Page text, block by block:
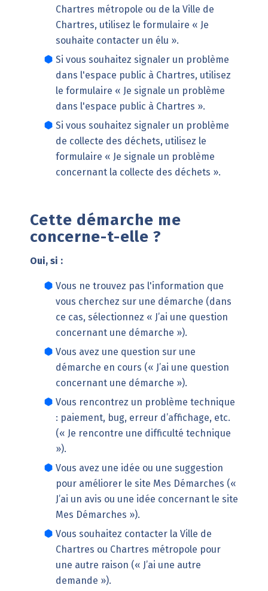
Chartres métropole ou de la Ville de
Chartres, utilisez le formulaire « Je
souhaite contacter un élu ».
Si vous souhaitez signaler un problème
dans l'espace public à Chartres, utilisez
le formulaire « Je signale un problème
dans l'espace public à Chartres ».
Si vous souhaitez signaler un problème
de collecte des déchets, utilisez le
formulaire « Je signale un problème
concernant la collecte des déchets ».
Cette démarche me
concerne-t-elle ?
Oui, si :
Vous ne trouvez pas l'information que
vous cherchez sur une démarche (dans
ce cas, sélectionnez « J’ai une question
concernant une démarche »).
Vous avez une question sur une
démarche en cours (« J’ai une question
concernant une démarche »).
Vous rencontrez un problème technique
: paiement, bug, erreur d’affichage, etc.
(« Je rencontre une difficulté technique
»).
Vous avez une idée ou une suggestion
pour améliorer le site Mes Démarches («
J’ai un avis ou une idée concernant le site
Mes Démarches »).
Vous souhaitez contacter la Ville de
Chartres ou Chartres métropole pour
une autre raison (« J’ai une autre
demande »).